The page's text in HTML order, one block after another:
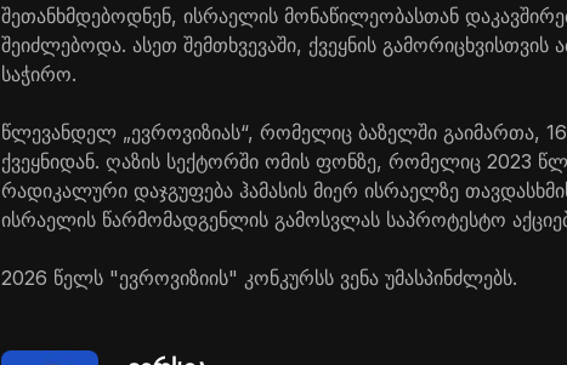
შეთანხმდებოდნენ, ისრაელის მონაწილეობასთან
შეიძლებოდა. ასეთ შემთხვევაში, ქვეყნის
საჭირო.
წლევანდელ „ევროვიზიას“, რომელიც ბაზელში გაიმართა,
ქვეყნიდან. ღაზის სექტორში ომის ფონზე, რომელიც 2023
რადიკალური დაჯგუფება ჰამასის მიერ ისრაელზე
ისრაელის წარმომადგენლის გამოსვლას საპროტესტო
2026 წელს "ევროვიზიის" კონკურსს ვენა უმასპინძლებს.